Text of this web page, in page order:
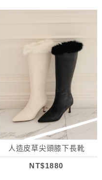
人造皮草尖頭膝下長靴
NT$1880